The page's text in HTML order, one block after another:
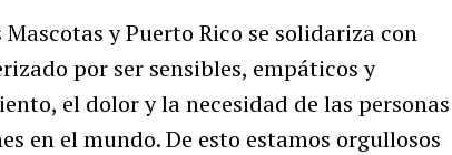
y Puerto Rico se solidariza con
por ser sensibles, empáticos y
el dolor y la necesidad de las personas
en el mundo. De esto estamos orgullosos